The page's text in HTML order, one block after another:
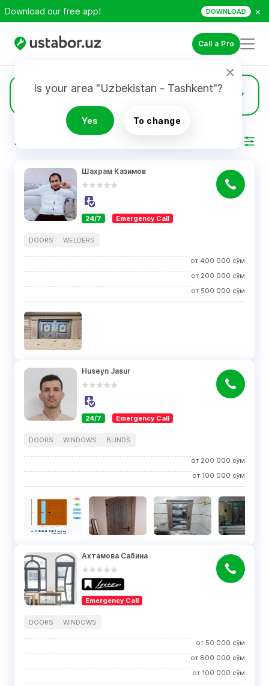
Download our free app! DOWNLOAD ×
Call a Pro
Is your area "Uzbekistan - Tashkent"?
Yes To change
Doors 49
RESULTS
Шахрам Казимов
24/7 Emergency Call
DOORS WELDERS
от 400 000 сўм
от 200 000 сўм
от 500 000 сўм
Huseyn Jasur
24/7 Emergency Call
DOORS WINDOWS BLINDS
от 200 000 сўм
от 100 000 сўм
Ахтамова Сабина
Emergency Call
DOORS WINDOWS
от 50 000 сўм
от 800 000 сўм
от 100 000 сўм